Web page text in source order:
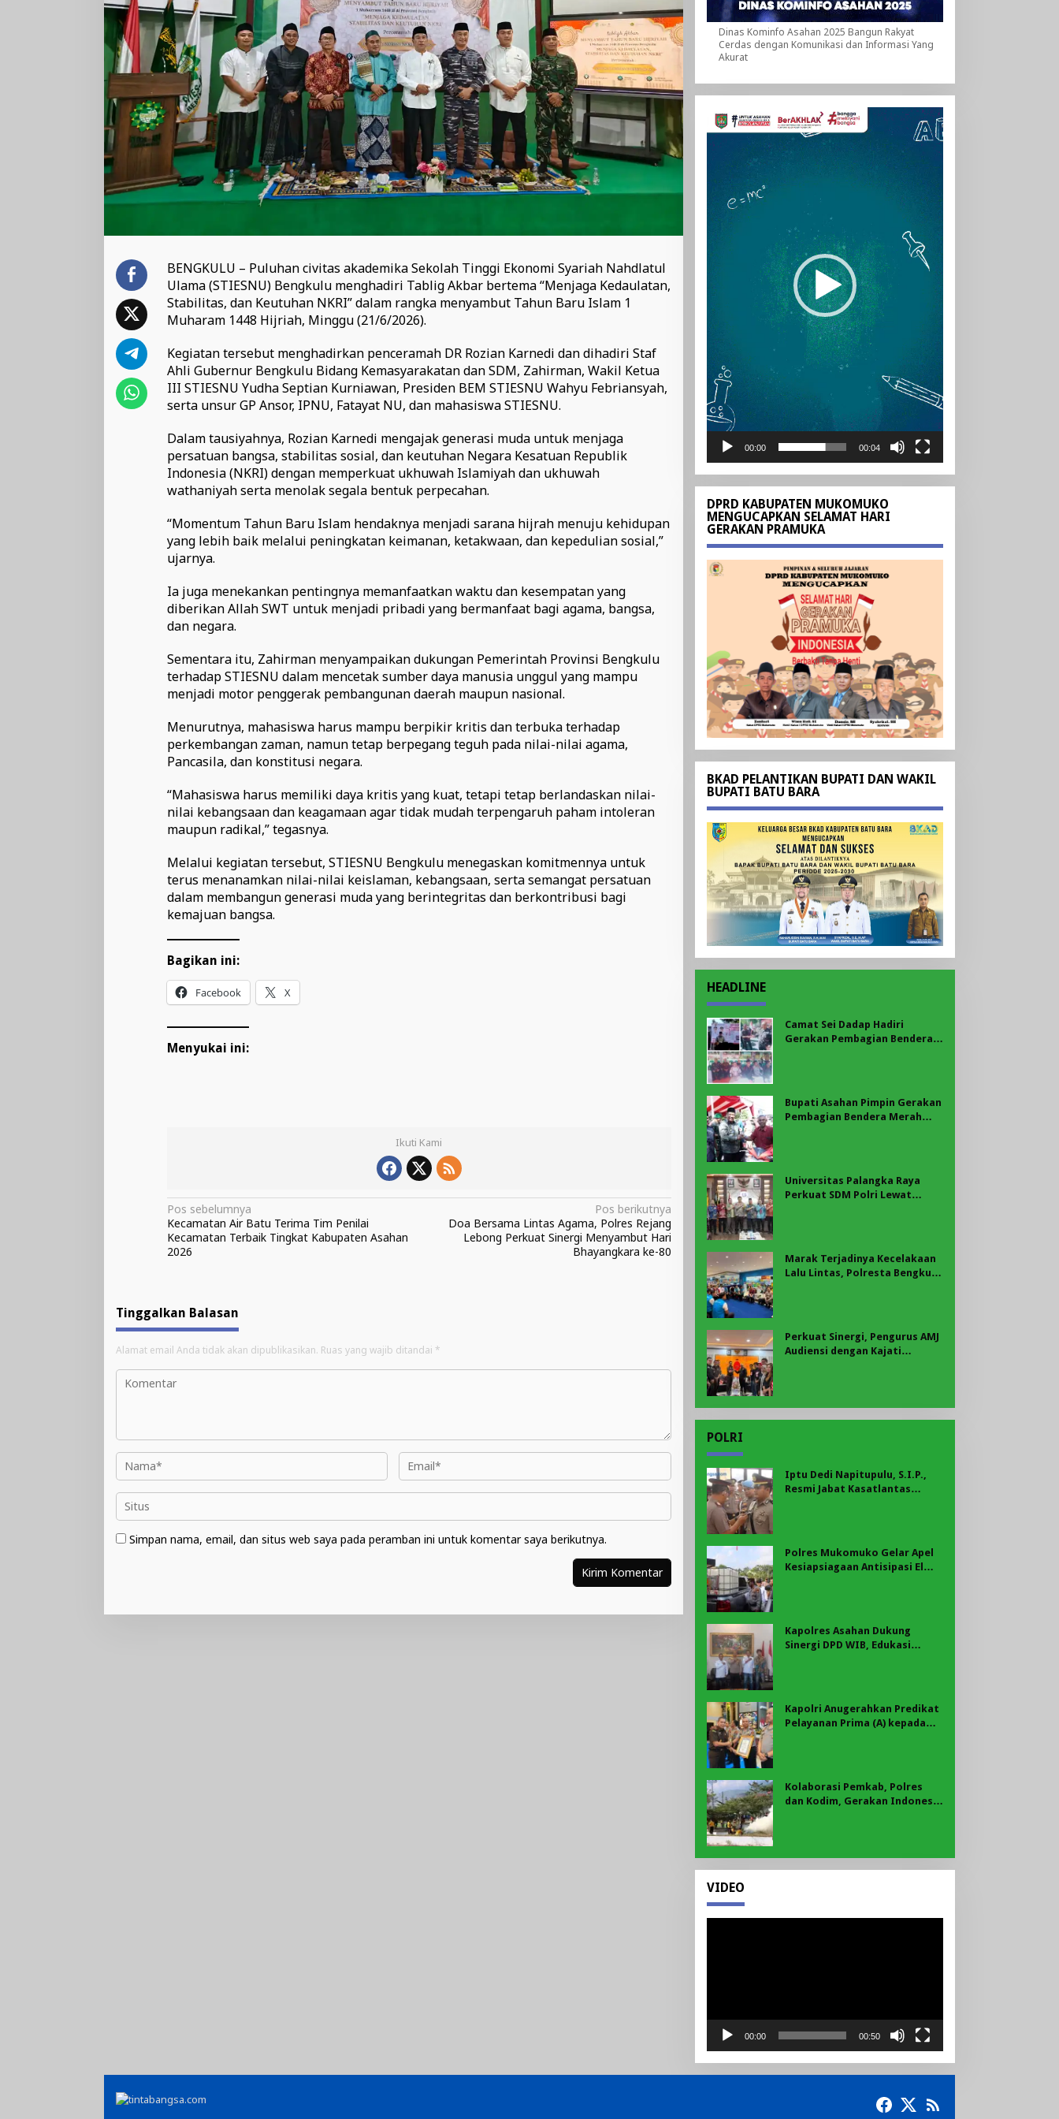
BENGKULU – Puluhan civitas akademika Sekolah Tinggi Ekonomi Syariah Nahdlatul
Ulama (STIESNU) Bengkulu menghadiri Tablig Akbar bertema “Menjaga Kedaulatan,
Stabilitas, dan Keutuhan NKRI” dalam rangka menyambut Tahun Baru Islam 1
Muharam 1448 Hijriah, Minggu (21/6/2026).
Kegiatan tersebut menghadirkan penceramah DR Rozian Karnedi dan dihadiri Staf
Ahli Gubernur Bengkulu Bidang Kemasyarakatan dan SDM, Zahirman, Wakil Ketua
III STIESNU Yudha Septian Kurniawan, Presiden BEM STIESNU Wahyu Febriansyah,
serta unsur GP Ansor, IPNU, Fatayat NU, dan mahasiswa STIESNU.
Dalam tausiyahnya, Rozian Karnedi mengajak generasi muda untuk menjaga
persatuan bangsa, stabilitas sosial, dan keutuhan Negara Kesatuan Republik
Indonesia (NKRI) dengan memperkuat ukhuwah Islamiyah dan ukhuwah
wathaniyah serta menolak segala bentuk perpecahan.
“Momentum Tahun Baru Islam hendaknya menjadi sarana hijrah menuju kehidupan
yang lebih baik melalui peningkatan keimanan, ketakwaan, dan kepedulian sosial,”
ujarnya.
Ia juga menekankan pentingnya memanfaatkan waktu dan kesempatan yang
diberikan Allah SWT untuk menjadi pribadi yang bermanfaat bagi agama, bangsa,
dan negara.
Sementara itu, Zahirman menyampaikan dukungan Pemerintah Provinsi Bengkulu
terhadap STIESNU dalam mencetak sumber daya manusia unggul yang mampu
menjadi motor penggerak pembangunan daerah maupun nasional.
Menurutnya, mahasiswa harus mampu berpikir kritis dan terbuka terhadap
perkembangan zaman, namun tetap berpegang teguh pada nilai-nilai agama,
Pancasila, dan konstitusi negara.
“Mahasiswa harus memiliki daya kritis yang kuat, tetapi tetap berlandaskan nilai-
nilai kebangsaan dan keagamaan agar tidak mudah terpengaruh paham intoleran
maupun radikal,” tegasnya.
Melalui kegiatan tersebut, STIESNU Bengkulu menegaskan komitmennya untuk
terus menanamkan nilai-nilai keislaman, kebangsaan, serta semangat persatuan
dalam membangun generasi muda yang berintegritas dan berkontribusi bagi
kemajuan bangsa.
Bagikan ini:
Facebook X
Menyukai ini:
Ikuti Kami
Navigasi
pos
Pos sebelumnya
Kecamatan Air Batu Terima Tim Penilai
Kecamatan Terbaik Tingkat Kabupaten Asahan
2026
Pos berikutnya
Doa Bersama Lintas Agama, Polres Rejang
Lebong Perkuat Sinergi Menyambut Hari
Bhayangkara ke-80
Tinggalkan Balasan
Alamat email Anda tidak akan dipublikasikan. Ruas yang wajib ditandai *
Simpan nama, email, dan situs web saya pada peramban ini untuk komentar saya berikutnya.
Dinas Kominfo Asahan 2025 Bangun Rakyat
Cerdas dengan Komunikasi dan Informasi Yang
Akurat
Pemutar
Video
00:00 00:04
DPRD KABUPATEN MUKOMUKO
MENGUCAPKAN SELAMAT HARI
GERAKAN PRAMUKA
BKAD PELANTIKAN BUPATI DAN WAKIL
BUPATI BATU BARA
HEADLINE
Camat Sei Dadap Hadiri
Gerakan Pembagian Bendera
Bupati Asahan Pimpin Gerakan
Pembagian Bendera Merah
Universitas Palangka Raya
Perkuat SDM Polri Lewat
Marak Terjadinya Kecelakaan
Lalu Lintas, Polresta Bengkulu
Perkuat Sinergi, Pengurus AMJ
Audiensi dengan Kajati
POLRI
Iptu Dedi Napitupulu, S.I.P.,
Resmi Jabat Kasatlantas
Polres Mukomuko Gelar Apel
Kesiapsiagaan Antisipasi El
Kapolres Asahan Dukung
Sinergi DPD WIB, Edukasi
Kapolri Anugerahkan Predikat
Pelayanan Prima (A) kepada
Kolaborasi Pemkab, Polres
dan Kodim, Gerakan Indonesia
VIDEO
00:00 00:50